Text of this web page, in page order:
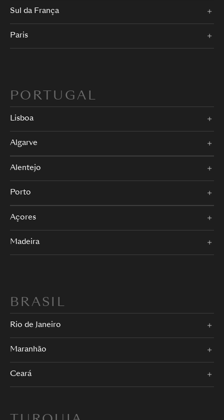
Sul da França
Paris
PORTUGAL
Lisboa
Algarve
Alentejo
Porto
Açores
Madeira
BRASIL
Rio de Janeiro
Maranhão
Ceará